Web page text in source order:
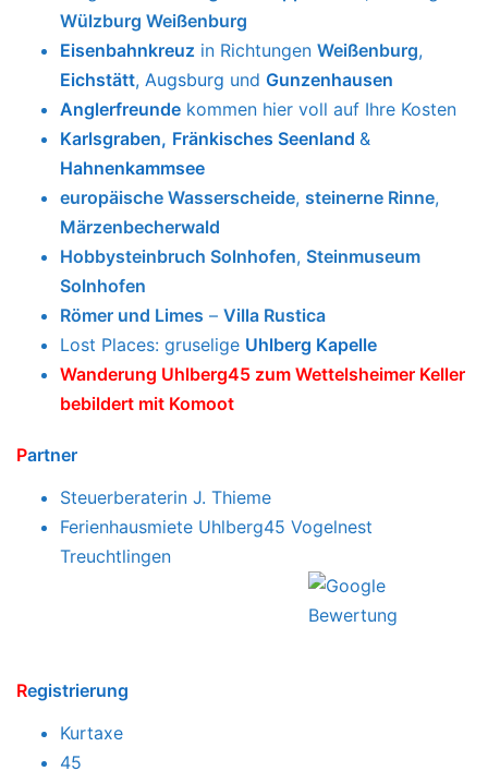
Gaststättenverzeichnis Treuchtlingen
Spezialitäten:Wettelsheimer Märzen&
Altühlfränkische Bratwurst
BurgenTreuchtlingen& Pappenheim , Festung
Wülzburg Weißenburg
Eisenbahnkreuzin Richtungen
Eichstätt, Augsburgund Gunzenhausen
Anglerfreundekommen hier voll auf Ihre Kosten
Karlsgraben, Fränkisches Seenland&
Hahnenkammsee
europäische Wasserscheide,steinerne Rinne
Märzenbecherwald
Hobbysteinbruch Solnhofen,Steinmuseum
Solnhofen
Lost Places: gruselige
Wanderung Uhlberg45 zum Wettelsheimer Keller
bebildert mit Komoot
artner